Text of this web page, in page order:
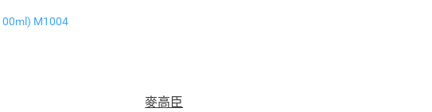
M1004
麥高臣